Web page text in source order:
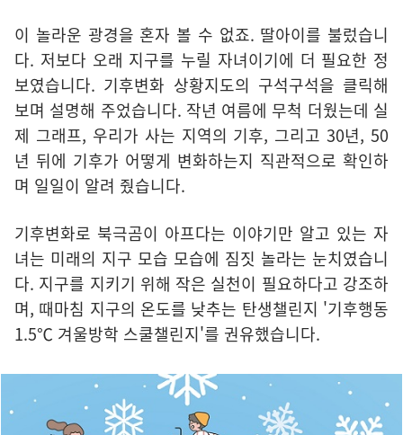
이 놀라운 광경을 혼자 볼 수 없죠. 딸아이를 불렀습니
다. 저보다 오래 지구를 누릴 자녀이기에 더 필요한 정
보였습니다. 기후변화 상황지도의 구석구석을 클릭해
보며 설명해 주었습니다. 작년 여름에 무척 더웠는데 실
제 그래프, 우리가 사는 지역의 기후, 그리고 30년, 50
년 뒤에 기후가 어떻게 변화하는지 직관적으로 확인하
며 일일이 알려 줬습니다.
기후변화로 북극곰이 아프다는 이야기만 알고 있는 자
녀는 미래의 지구 모습 모습에 짐짓 놀라는 눈치였습니
다. 지구를 지키기 위해 작은 실천이 필요하다고 강조하
며, 때마침 지구의 온도를 낮추는 탄생챌린지 '기후행동
1.5℃ 겨울방학 스쿨챌린지'를 권유했습니다.